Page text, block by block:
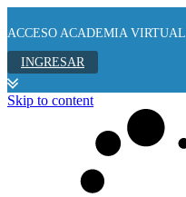
ACCESO ACADEMIA VIRTUAL
INGRESAR
Skip to content